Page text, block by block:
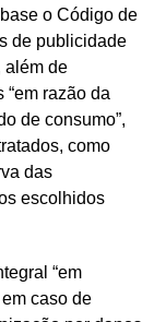
o Código de
de publicidade
além de
razão da
de consumo”,
como
das
escolhidos
“em
caso de